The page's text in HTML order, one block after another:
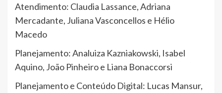
Atendimento: Claudia Lassance, Adriana
Mercadante, Juliana Vasconcellos e Hélio
Macedo
Planejamento: Analuiza Kazniakowski, Isabel
Aquino, João Pinheiro e Liana Bonaccorsi
Planejamento e Conteúdo Digital: Lucas Mansur,